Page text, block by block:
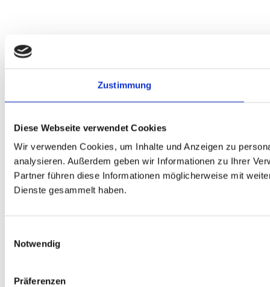
Zustimmung
Diese Webseite verwendet Cookies
Wir verwenden Cookies, um Inhalte und Anzeigen zu
analysieren. Außerdem geben wir Informationen zu Ihrer
Partner führen diese Informationen möglicherweise mit
Dienste gesammelt haben.
Notwendig
Präferenzen